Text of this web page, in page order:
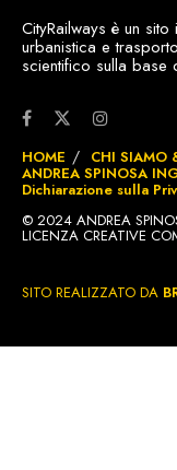
CityRailways è un
urbanistica e
scientifico sulla base
HOME CHI SIAMO
ANDREA SPINOSA
Dichiarazione sulla
© 2024 ANDREA
LICENZA CREATIVE
SITO REALIZZATO DA